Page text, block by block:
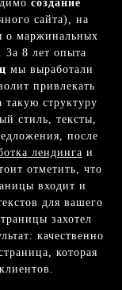
создание
сайта), на
о маржинальных
За 8 лет опыта
мы выработали
привлекать
структуру
стиль, тексты,
после
лендинга и
отметить, что
входит и
для вашего
захотел
качественно
которая